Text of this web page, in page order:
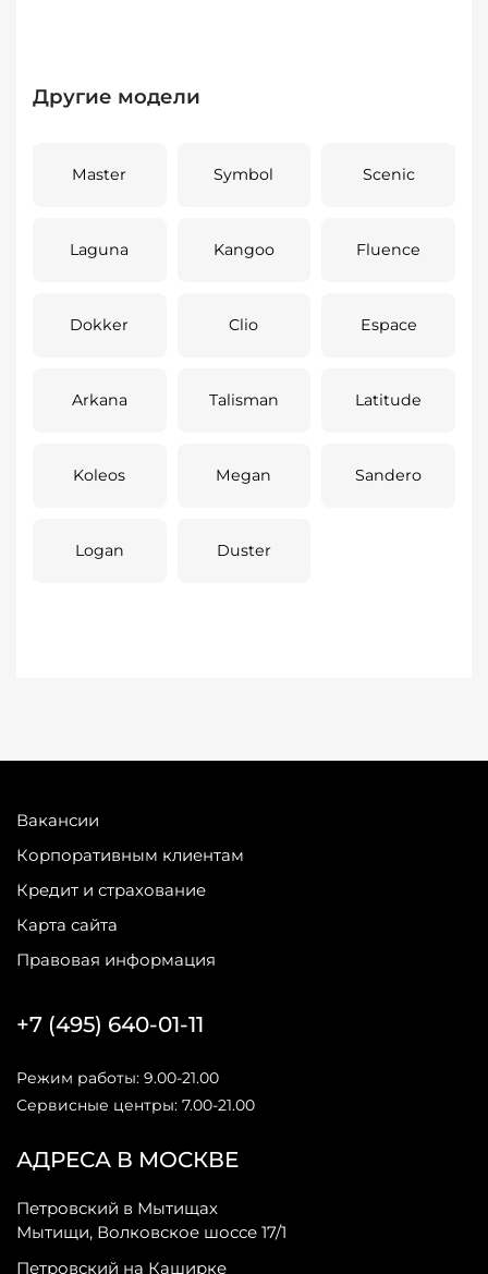
Другие модели
Master Symbol Scenic
Laguna Kangoo Fluence
Dokker Clio Espace
Arkana Talisman Latitude
Koleos Megan Sandero
Logan Duster
Вакансии
Корпоративным клиентам
Кредит и страхование
Карта сайта
Правовая информация
АДРЕСА В МОСКВЕ
Петровский в Мытищах
Мытищи, Волковское шоссе 17/1
Петровский на Каширке
+7 (495) 640-01-11
Режим работы: 9.00-21.00
Сервисные центры: 7.00-21.00